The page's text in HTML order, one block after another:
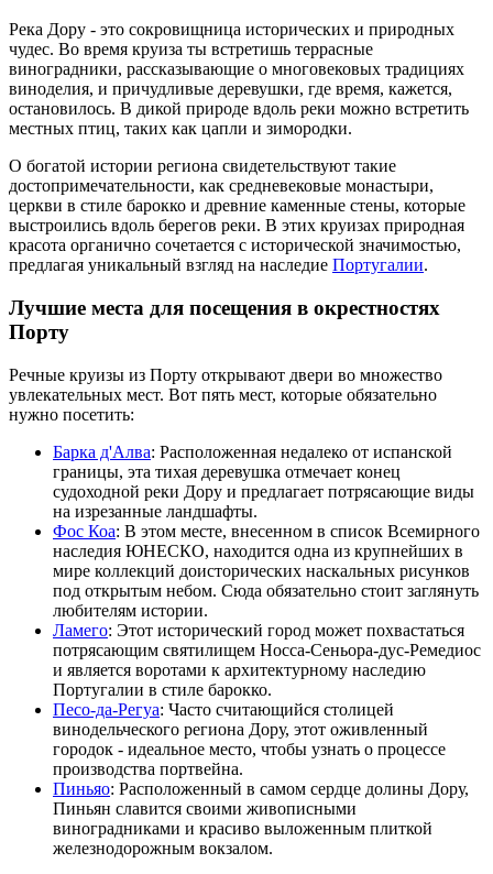
Река Дору - это сокровищница исторических и природных
чудес. Во время круиза ты встретишь террасные
виноградники, рассказывающие о многовековых традициях
виноделия, и причудливые деревушки, где время, кажется,
остановилось. В дикой природе вдоль реки можно встретить
местных птиц, таких как цапли и зимородки.
О богатой истории региона свидетельствуют такие
достопримечательности, как средневековые монастыри,
церкви в стиле барокко и древние каменные стены, которые
выстроились вдоль берегов реки. В этих круизах природная
красота органично сочетается с исторической значимостью,
предлагая уникальный взгляд на наследие Португалии.
Лучшие места для посещения в окрестностях
Порту
Речные круизы из Порту открывают двери во множество
увлекательных мест. Вот пять мест, которые обязательно
нужно посетить:
Барка д'Алва: Расположенная недалеко от испанской
границы, эта тихая деревушка отмечает конец
судоходной реки Дору и предлагает потрясающие виды
на изрезанные ландшафты.
Фос Коа: В этом месте, внесенном в список Всемирного
наследия ЮНЕСКО, находится одна из крупнейших в
мире коллекций доисторических наскальных рисунков
под открытым небом. Сюда обязательно стоит заглянуть
любителям истории.
Ламего: Этот исторический город может похвастаться
потрясающим святилищем Носса-Сеньора-дус-Ремедиос
и является воротами к архитектурному наследию
Португалии в стиле барокко.
Песо-да-Регуа: Часто считающийся столицей
винодельческого региона Дору, этот оживленный
городок - идеальное место, чтобы узнать о процессе
производства портвейна.
Пиньяо: Расположенный в самом сердце долины Дору,
Пиньян славится своими живописными
виноградниками и красиво выложенным плиткой
железнодорожным вокзалом.